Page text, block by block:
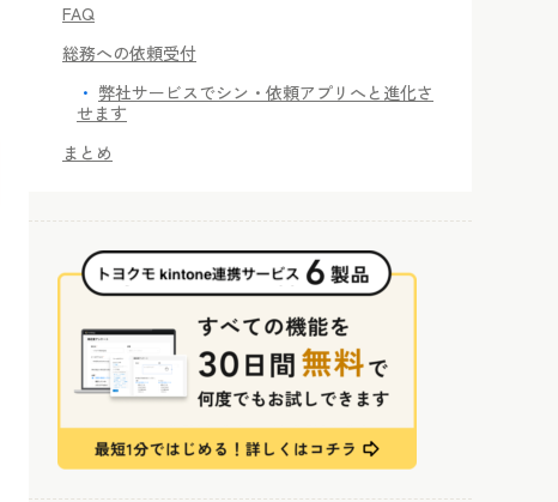
FAQ
総務への依頼受付
弊社サービスでシン・依頼アプリへと進化さ
せます
まとめ